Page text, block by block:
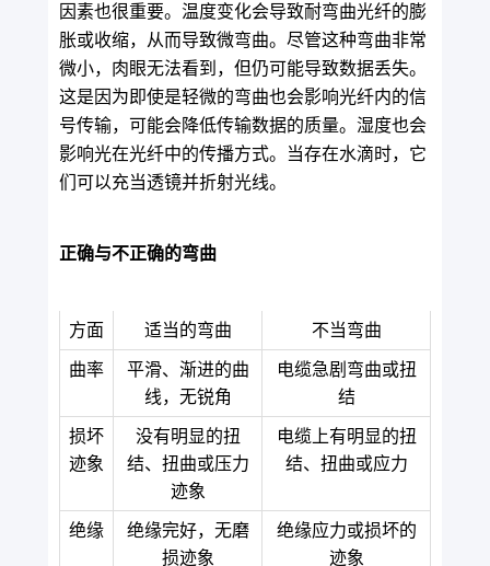
因素也很重要。温度变化会导致耐弯曲光纤的膨
胀或收缩，从而导致微弯曲。尽管这种弯曲非常
微小，肉眼无法看到，但仍可能导致数据丢失。
这是因为即使是轻微的弯曲也会影响光纤内的信
号传输，可能会降低传输数据的质量。湿度也会
影响光在光纤中的传播方式。当存在水滴时，它
们可以充当透镜并折射光线。
正确与不正确的弯曲
方面 适当的弯曲 不当弯曲
曲率
平滑、渐进的曲
线，无锐角
电缆急剧弯曲或扭
结
损坏
迹象
没有明显的扭
结、扭曲或压力
迹象
电缆上有明显的扭
结、扭曲或应力
绝缘
绝缘完好，无磨
损迹象
绝缘应力或损坏的
迹象